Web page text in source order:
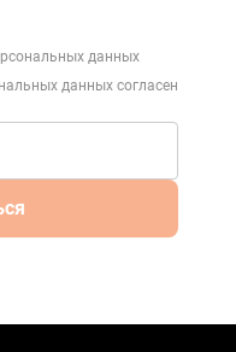
данных
данных согласен